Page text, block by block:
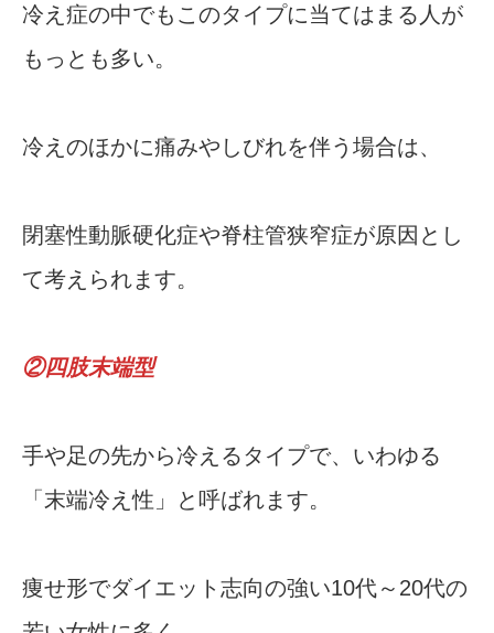
冷え症の中でもこのタイプに当てはまる人が
もっとも多い。
冷えのほかに痛みやしびれを伴う場合は、
閉塞性動脈硬化症や脊柱管狭窄症が原因とし
て考えられます。
②四肢末端型
手や足の先から冷えるタイプで、いわゆる
「末端冷え性」と呼ばれます。
痩せ形でダイエット志向の強い10代～20代の